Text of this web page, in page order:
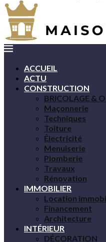
ACCUEIL
ACTU
CONSTRUCTION
BRICOLAGE &
Maçonnerie
Techniques
Toiture
Électricité
Menuiserie
Plomberie
Travaux
Rénovation
IMMOBILIER
Location
Financement
Architecture
INTÉRIEUR
DÉCORATION